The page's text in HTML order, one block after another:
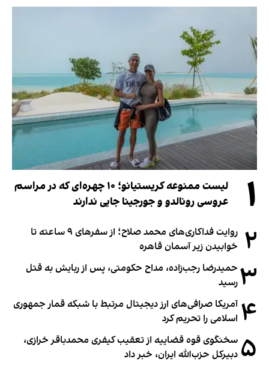
۱
لیست ممنوعه کریستیانو؛ ۱۰ چهره‌ای که در مراسم
عروسی رونالدو و جورجینا جایی ندارند
۲
روایت فداکاری‌های محمد صلاح؛ از سفرهای ۹ ساعته تا
خوابیدن زیر آسمان قاهره
۳ حمیدرضا رجب‌زاده، مداح حکومتی، پس از ربایش به قتل
رسید
۴ آمریکا صرافی‌های ارز دیجیتال مرتبط با شبکه قمار جمهوری
اسلامی را تحریم کرد
۵ سخنگوی قوه قضاییه از تعقیب کیفری محمدباقر خرازی،
دبیر‌کل حزب‌الله ایران، خبر داد